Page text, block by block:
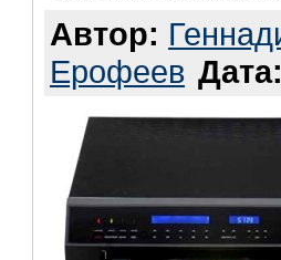
Автор:
Ерофеев